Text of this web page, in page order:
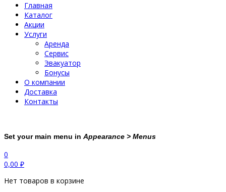
Главная
Каталог
Акции
Услуги
Аренда
Сервис
Эвакуатор
Бонусы
О компании
Доставка
Контакты
Set your main menu in Appearance > Menus
0
0,00 ₽
Нет товаров в корзине